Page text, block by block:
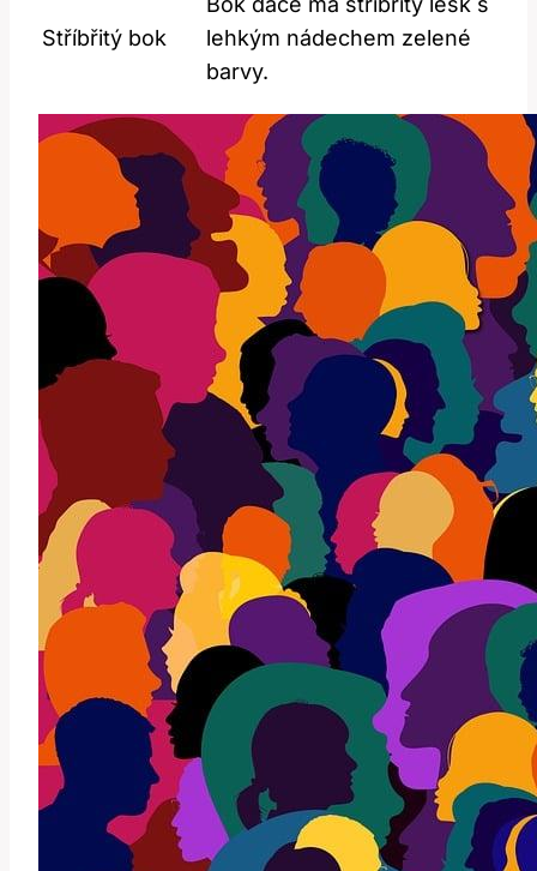
Stříbřitý bok
lehkým nádechem zelené
barvy.